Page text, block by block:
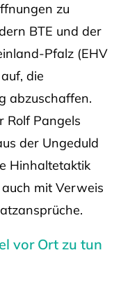
zu
BTE und der
Pfalz (EHV
die
abzuschaffen.
Rolf Pangels
der Ungeduld
Hinhaltetaktik
mit Verweis
vor Ort zu tun